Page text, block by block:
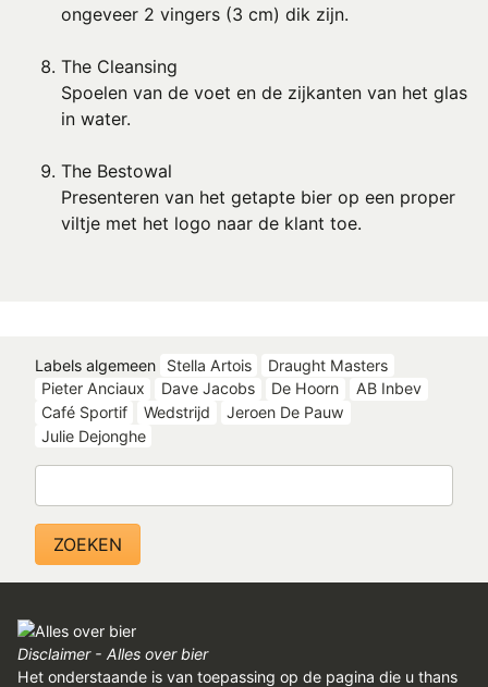
ongeveer 2 vingers (3 cm) dik zijn.
The Cleansing
Spoelen van de voet en de zijkanten van het glas
in water.
The Bestowal
Presenteren van het getapte bier op een proper
viltje met het logo naar de klant toe.
Labels algemeen Stella Artois
Draught Masters
Pieter Anciaux
Dave Jacobs De Hoorn
AB Inbev
Café Sportif
Wedstrijd
Jeroen De Pauw
Julie Dejonghe
Disclaimer - Alles over bier
Het onderstaande is van toepassing op de pagina die u thans